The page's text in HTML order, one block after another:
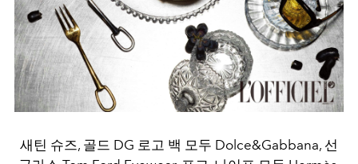
새틴 슈즈, 골드 DG 로고 백 모두 Dolce&Gabbana, 선